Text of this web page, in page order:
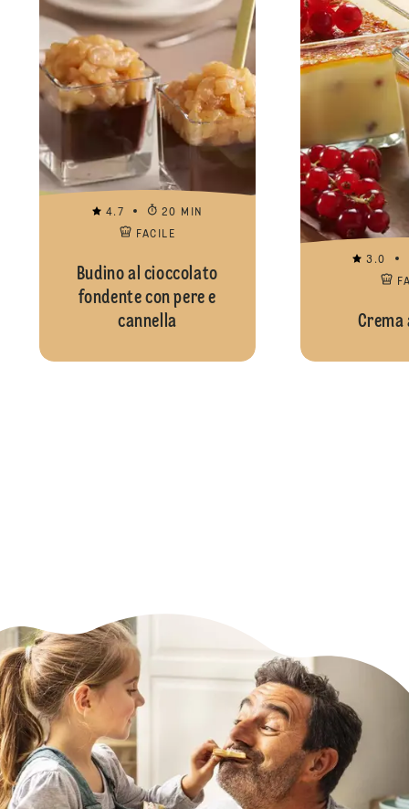
4.7
20 MIN
FACILE
Budino al cioccolato
fondente con pere e
cannella
3.0
Crema